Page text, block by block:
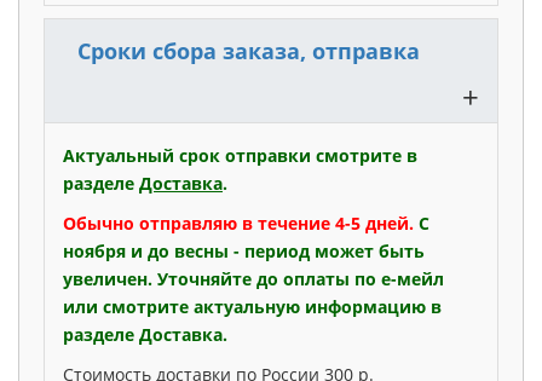
Сроки сбора заказа, отправка
+
Актуальный срок отправки смотрите в
разделе Доставка.
Обычно отправляю в течение 4-5 дней. С
ноября и до весны - период может быть
увеличен. Уточняйте до оплаты по е-мейл
или смотрите актуальную информацию в
разделе Доставка.
Стоимость доставки по России 300 р.